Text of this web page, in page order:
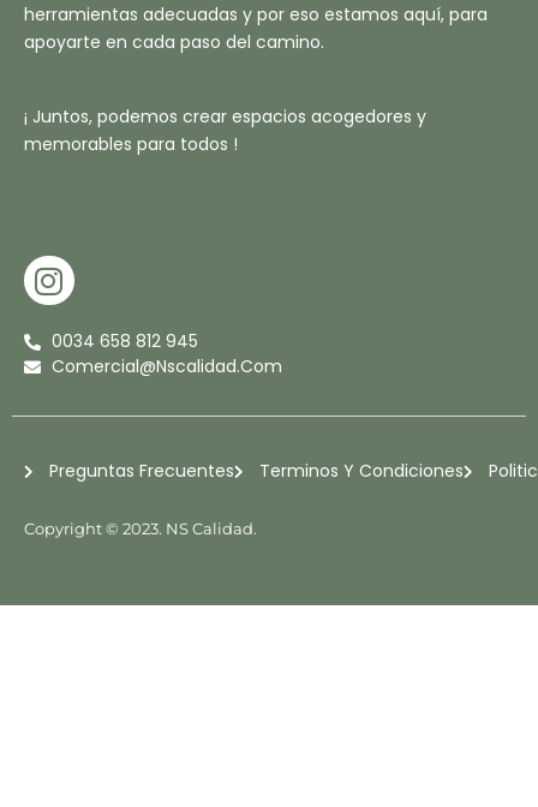
herramientas adecuadas y por eso estamos aquí, para
apoyarte en cada paso del camino.
¡ Juntos, podemos crear espacios acogedores y
memorables para todos !
I
N
S
T
G
R
A
M
0034 658 812 945
Comercial@nscalidad.com
Copyright © 2023. NS Calidad.
Preguntas Frecuentes Terminos Y Condiciones